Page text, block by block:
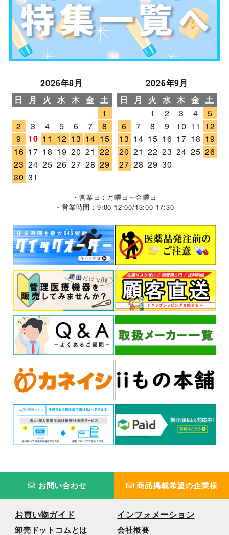
2026年8月
日
月 火 水 木 金 土
1
2
3 4 5 6 7
8
9
10 11 12 13 14 15
16 17 18 19 20 21 22
23 24 25 26 27 28 29
30 31
2026年9月
日
月 火 水 木 金 土
1
2 3 4
5
6
7 8 9 10 11 12
13 14 15 16 17 18 19
20 21 22 23 24 25 26
27 28 29 30
・営業日：月曜日～金曜日
・営業時間：9:00-12:00/13:00-17:30
お問い合わせ 商品掲載希望の企業様
お買い物ガイド
卸売ドットコムとは
インフォメーション
会社概要